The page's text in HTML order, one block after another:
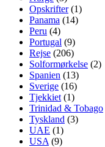
Opskrifter(1)
Panama (14)
Peru (4)
Portugal (9)
Rejse (206)
Solformørkelse (2)
Spanien (13)
Sverige (16)
Tjekkiet (1)
Trinidad & Tobago
Tyskland (3)
UAE (1)
USA (9)